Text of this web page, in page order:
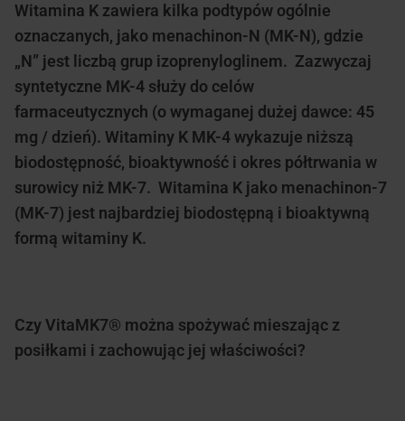
Witamina K zawiera kilka podtypów ogólnie
oznaczanych, jako menachinon-N (MK-N), gdzie
„N” jest liczbą grup izoprenyloglinem. Zazwyczaj
syntetyczne MK-4 służy do celów
farmaceutycznych (o wymaganej dużej dawce: 45
mg / dzień). Witaminy K MK-4 wykazuje niższą
biodostępność, bioaktywność i okres półtrwania w
surowicy niż MK-7. Witamina K jako menachinon-7
(MK-7) jest najbardziej biodostępną i bioaktywną
formą witaminy K.
Czy VitaMK7® można spożywać mieszając z
posiłkami i zachowując jej właściwości?